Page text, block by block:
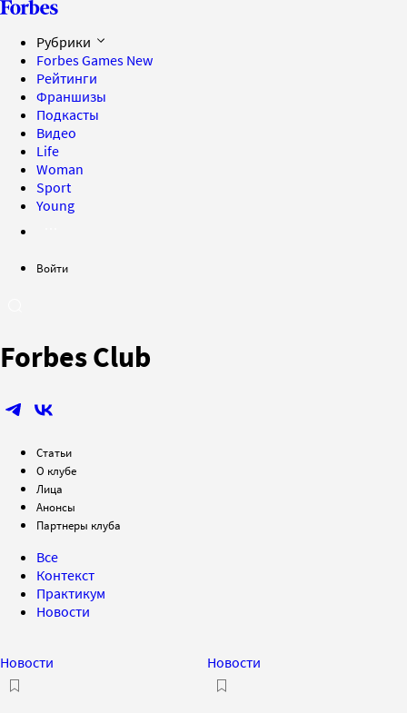
Рубрики
Forbes Games New
Рейтинги
Франшизы
Подкасты
Видео
Life
Woman
Sport
Young
Войти
Forbes Club
Статьи
О клубе
Лица
Анонсы
Партнеры клуба
Все
Контекст
Практикум
Новости
Новости Новости